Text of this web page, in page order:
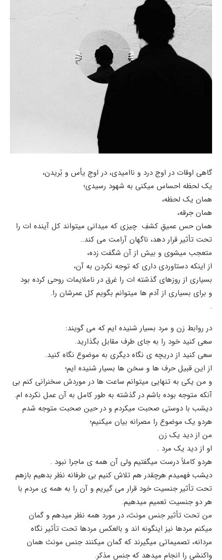
گاهی اوقات در اوج درد و ناامیدی، در اوج یأس و بُریدن،
یک لحظه احساس میکنی به شهود رسیدی؛
همان یک لحظه،
همان جرقه،
همان حس عمیقِ کشفِ چیزی که میدانی میتواند کل آینده ات را
تحت تأثیر قرار دهد، ناگهان آرامت می کند..
متعجب میشوی و بیش از آن شگفت زده،
از اینکه دستاوردی داری که توجه نکردن به آن،
بسیاری از روزهای گذشته ات را غرق در ناملایمات روحی کرده بود
و برای بسیاری از آدم ها میتوانم بگویم کل عمرشان را.
.
در روابط زن و مرد بسیار شنیده ایم که می گویند:
سعی کنید خود را به جای طرف مقابل بگذارید.
سعی کنید از دریچه ی نگاه دیگری به موضوع نگاه کنید.
از این قبیل حرف ها و سخن ها بسیار شنیده ایم؛
و من یکی به تنهایی میتوانم ساعت ها در موردش سخنرانی کنم بی
آنکه متوجه بوده باشم در گذشته به طور کامل به آن عمل نکرده ام.
دیشب با دوستی صحبت میکردم و در حین صحبت متوجه شدم
هردو یک موضوع را مصرانه بیان میکنیم؛
من از دید یک زن
او از دید یک مرد .
هردو کاملاً درست میگفتیم ولی آن همه ی ماجرا نبود .
دیشب فهمیدم هرچقدر هم تلاش کنیم بی طرفانه نظر بدهیم بازهم
تحت تأثیر جنسیت خود قرار می گیریم و آن را به همه ی مردم با
هر دو جنسیت تعمیم میدهیم.
من تحت تأثیر جنس مونث، در مورد همه نظر میدهم و گمان
میکنم مردها نیز اینگونه اند و بالعکس مردها تحت تأثیر نگاه
مردانه، تصمیماتی میگیرند که گمان میکنند جنس مونث همان
واکنشی را انجام میدهد که جنس مذکر.